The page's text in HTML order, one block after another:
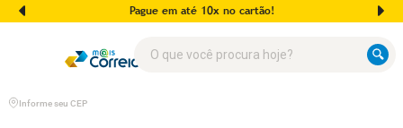
Pague em até 2 cartões de crédito!
Informe seu CEP